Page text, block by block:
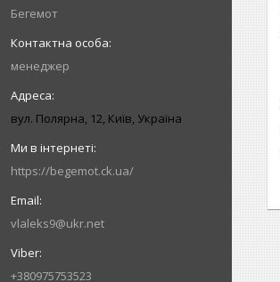
Бегемот
менеджер
вул. Полярна, 12, Київ, Україна
https://begemot.ck.ua/
vlaleks9@ukr.net
+380975753523